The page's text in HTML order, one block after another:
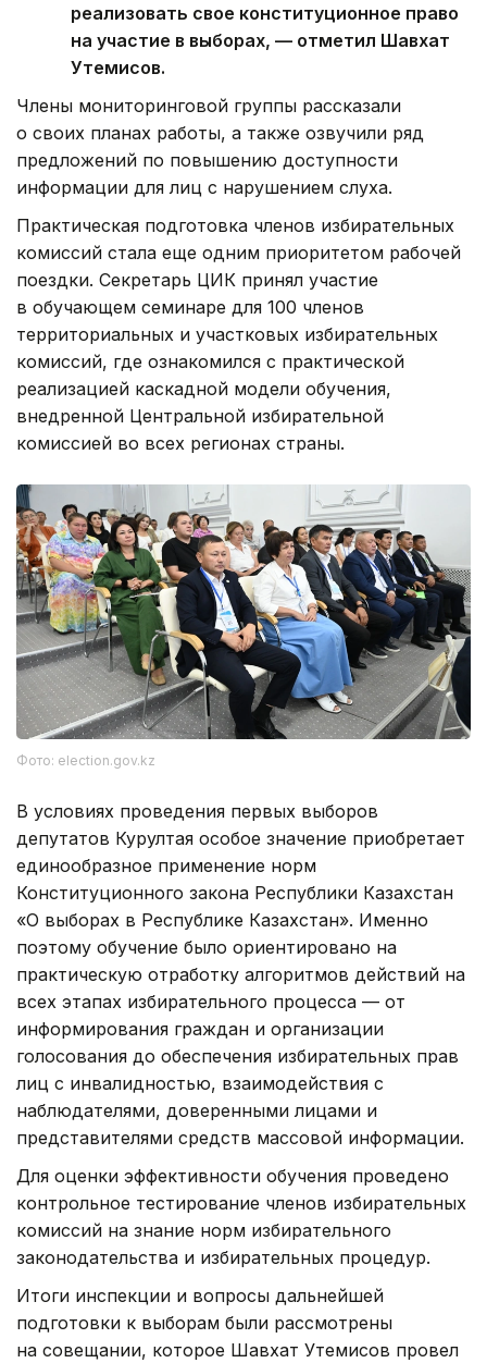
реализовать свое конституционное право
на участие в выборах, — отметил Шавхат
Утемисов.
Члены мониторинговой группы рассказали
о своих планах работы, а также озвучили ряд
предложений по повышению доступности
информации для лиц с нарушением слуха.
Практическая подготовка членов избирательных
комиссий стала еще одним приоритетом рабочей
поездки. Секретарь ЦИК принял участие
в обучающем семинаре для 100 членов
территориальных и участковых избирательных
комиссий, где ознакомился с практической
реализацией каскадной модели обучения,
внедренной Центральной избирательной
комиссией во всех регионах страны.
Фото: election.gov.kz
В условиях проведения первых выборов
депутатов Курултая особое значение приобретает
единообразное применение норм
Конституционного закона Республики Казахстан
«О выборах в Республике Казахстан». Именно
поэтому обучение было ориентировано на
практическую отработку алгоритмов действий на
всех этапах избирательного процесса — от
информирования граждан и организации
голосования до обеспечения избирательных прав
лиц с инвалидностью, взаимодействия с
наблюдателями, доверенными лицами и
представителями средств массовой информации.
Для оценки эффективности обучения проведено
контрольное тестирование членов избирательных
комиссий на знание норм избирательного
законодательства и избирательных процедур.
Итоги инспекции и вопросы дальнейшей
подготовки к выборам были рассмотрены
на совещании, которое Шавхат Утемисов провел